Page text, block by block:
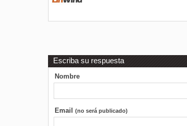
Escriba su respuesta
Nombre
Email (no será publicado)